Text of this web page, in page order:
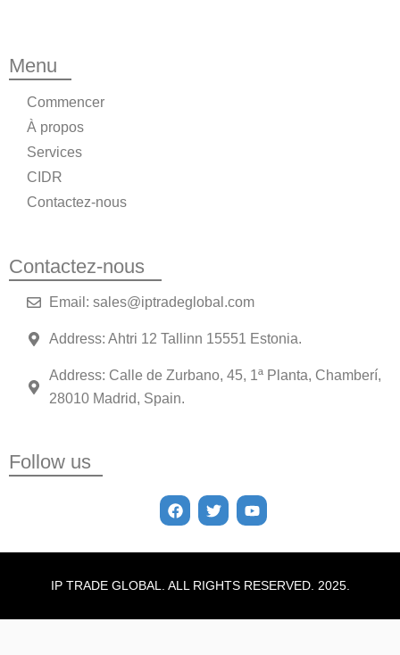
Menu
Commencer
À propos
Services
CIDR
Contactez-nous
Contactez-nous
Email: sales@iptradeglobal.com
Address: Ahtri 12 Tallinn 15551 Estonia.
Address: Calle de Zurbano, 45, 1ª Planta, Chamberí,
28010 Madrid, Spain.
Follow us
IP TRADE GLOBAL. ALL RIGHTS RESERVED. 2025.